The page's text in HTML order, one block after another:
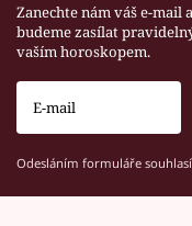
Zanechte nám váš e-mail
budeme zasílat
vaším horoskopem.
Odesláním formuláře